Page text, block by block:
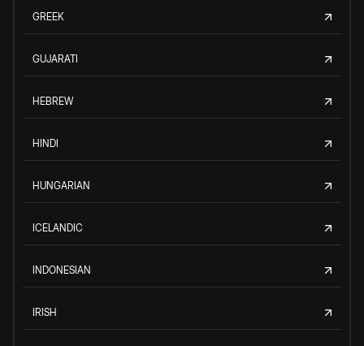
GREEK
GUJARATI
HEBREW
HINDI
HUNGARIAN
ICELANDIC
INDONESIAN
IRISH